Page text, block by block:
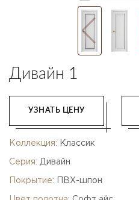
Дивайн 1
УЗНАТЬ ЦЕНУ
Коллекция: Классик
Серия: Дивайн
Покрытие: ПВХ-шпон